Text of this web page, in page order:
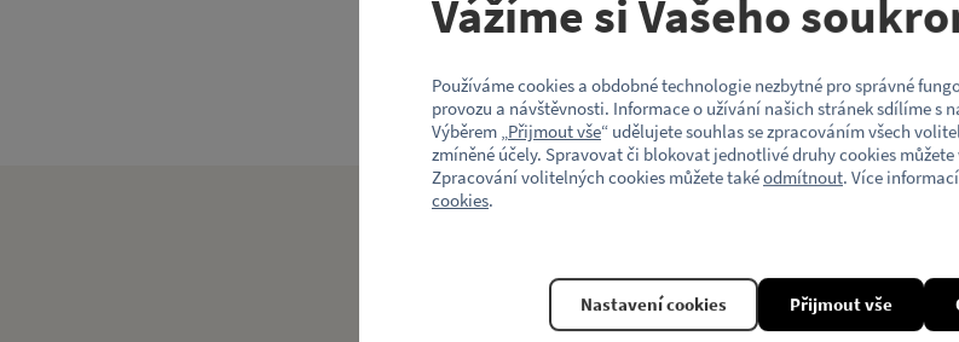
Motiv (typ vozu)
Věk
Vážíme si Vašeho
Používáme cookies a obdobné technologie nezbytné pro správné
provozu a návštěvnosti. Informace o užívání našich stránek sdílíme s
Výběrem „Přijmout vše“ udělujete souhlas se zpracováním všech
zmíněné účely. Spravovat či blokovat jednotlivé druhy cookies můžete
Zpracování volitelných cookies můžete takéodmítnout. Více
cookies.
Nastavení cookies Přijmout vše